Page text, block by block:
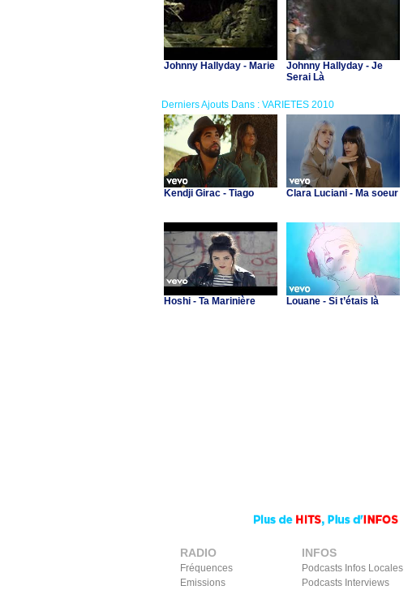
Johnny Hallyday - Marie
Johnny Hallyday - Je
Serai Là
Derniers Ajouts Dans : VARIETES 2010
Kendji Girac - Tiago Clara Luciani - Ma soeur
Hoshi - Ta Marinière Louane - Si t’étais là
RADIO
Fréquences
Emissions
INFOS
Podcasts Infos Locales
Podcasts Interviews